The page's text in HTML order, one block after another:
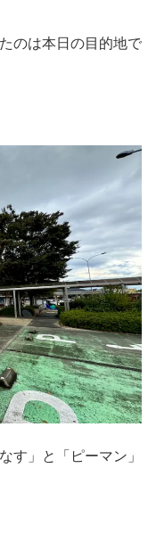
のは本日の目的地で
す」と「ピーマン」